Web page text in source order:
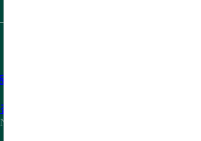
영·관리방침
거부
DAESHIN HIGH SCHOOL All Right